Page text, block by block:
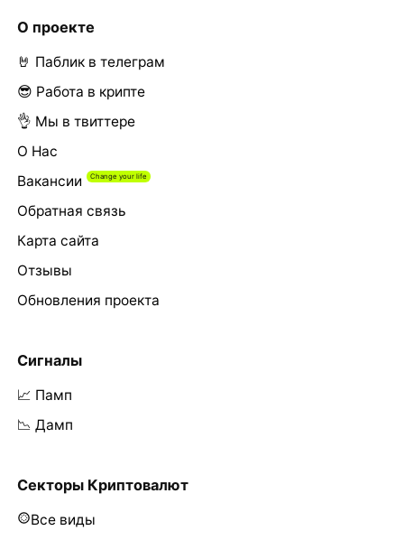
О проекте
🤘 Паблик в телеграм
😎 Работа в крипте
👌 Мы в твиттере
О Нас
Вакансии
Обратная связь
Карта сайта
Отзывы
Обновления проекта
Сигналы
📈 Памп
📉 Дамп
Секторы Криптовалют
Все виды